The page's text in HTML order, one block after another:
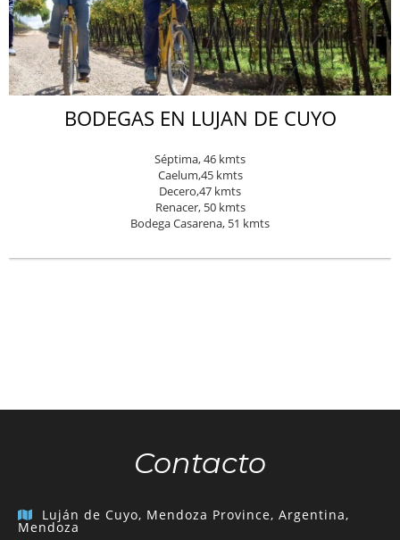
BODEGAS EN LUJAN DE CUYO
Séptima, 46 kmts
Caelum,45 kmts
Decero,47 kmts
Renacer, 50 kmts
Bodega Casarena, 51 kmts
Contacto
Luján de Cuyo, Mendoza Province, Argentina,
Mendoza